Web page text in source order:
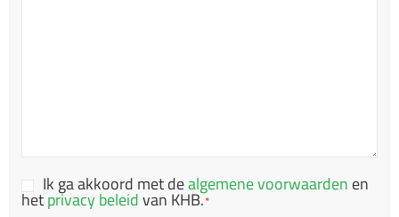
Consent
*
Ik ga akkoord met dealgemene voorwaarden en
hetprivacy beleidvan KHB.*